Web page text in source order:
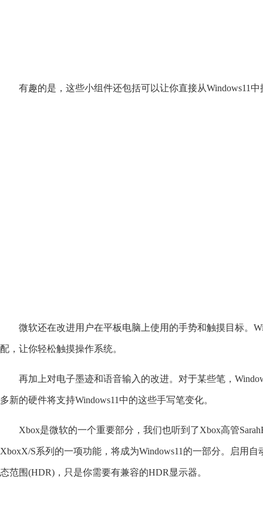
有趣的是，这些小组件还包括可以让你直接从Windows11中
微软还在改进用户在平板电脑上使用的手势和触摸目标。
配，让你轻松触摸操作系统。
再加上对电子墨迹和语音输入的改进。对于某些笔，
多新的硬件将支持Windows11中的这些手写笔变化。
Xbox是微软的一个重要部分，我们也听到了Xbox高管
XboxX/S系列的一项功能，将成为Windows11的一部分。启用
态范围(HDR)，只是你需要有兼容的HDR显示器。